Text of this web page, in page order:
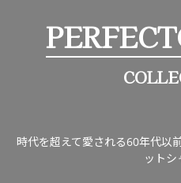
時代を超えて愛される60年代以
ットシ